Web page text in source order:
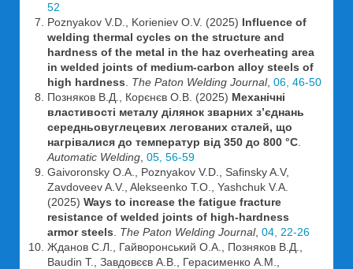
52
Poznyakov V.D., Korieniev O.V. (2025) Influence of
welding thermal cycles on the structure and
hardness of the metal in the haz overheating area
in welded joints of medium-carbon alloy steels of
high hardness
The Paton Welding Journal, 06, 46-50
Позняков В.Д., Корєнєв О.В. (2025) Механічні
властивості металу ділянок зварних з’єднань
середньовуглецевих легованих сталей, що
нагрівалися до температур від 350 до 800 °С
Automatic Welding 05, 56-59
Gaivoronsky O.A., Poznyakov V.D., Safinsky A.V,
Zavdoveev A.V., Alekseenko T.O., Yashchuk V.A.
(2025) Ways to increase the fatigue fracture
resistance of welded joints of high-hardness
armor steels
The Paton Welding Journal, 04, 22-26
Жданов С.Л., Гайворонський О.А., Позняков В.Д.,
Baudin T., Завдовєєв А.В., Герасименко А.М.,